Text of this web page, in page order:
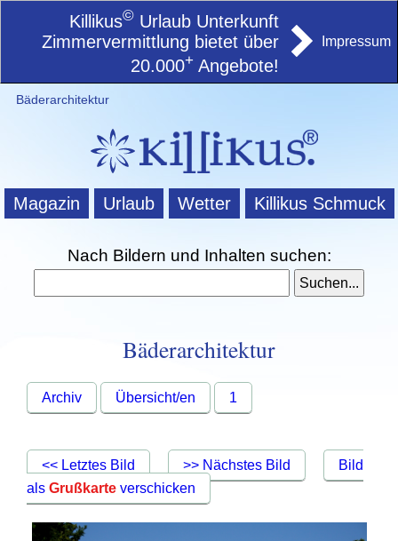
Killikus© Urlaub Unterkunft
Zimmervermittlung bietet über
20.000+ Angebote!
Impressum
Bäderarchitektur
Magazin Urlaub Wetter Killikus Schmuck
Nach Bildern und Inhalten suchen:
Bäderarchitektur
Archiv Übersicht/en 1
<< Letztes Bild >> Nächstes Bild
Bild
alsGrußkarte verschicken